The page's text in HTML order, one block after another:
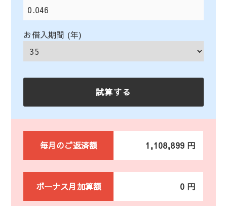
お借入期間 (年)
毎月のご返済額 1,108,899 円
ボーナス月加算額 0 円